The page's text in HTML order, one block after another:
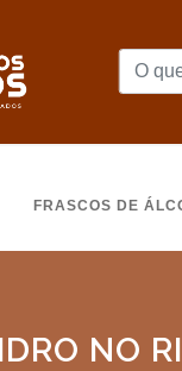
FRASCOS DE
NO